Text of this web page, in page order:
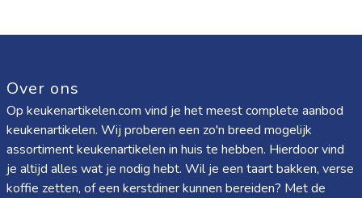
Over ons
Op keukenartikelen.com vind je het meest complete aanbod
keukenartikelen. Wij proberen een zo'n breed mogelijk
assortiment keukenartikelen in huis te hebben. Hierdoor vind
je altijd alles wat je nodig hebt. Wil je een taart bakken, verse
koffie zetten, of een kerstdiner kunnen bereiden? Met de